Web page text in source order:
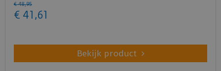
€ 48,95
€ 41 ,61
Bekijk product